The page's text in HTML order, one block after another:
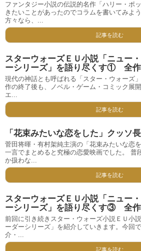
ファンタジー小説の伝説的名作「ハリー・ポ
きたいことがあったのでコラムを書いてみよ
方々なら、...
記事を読む
スターウォーズＥＵ小説「ニュー
ーシリーズ」を語り尽くす① 全作
現代の神話とも呼ばれる「スター・ウォーズ
作の終了後も、ノベル・ゲーム・コミック展
エ...
記事を読む
「花束みたいな恋をした」クッソ
菅田将暉・有村架純主演の「花束みたいな恋
一言でまとめると究極の恋愛映画でした。 普
か扱わな...
記事を読む
スターウォーズＥＵ小説「ニュー
ーシリーズ」を語り尽くす③ 全作
前回に引き続きスター・ウォーズ小説ＥＵ小
ーダーシリーズ」を紹介していきます。今回
介・...
記事を読む